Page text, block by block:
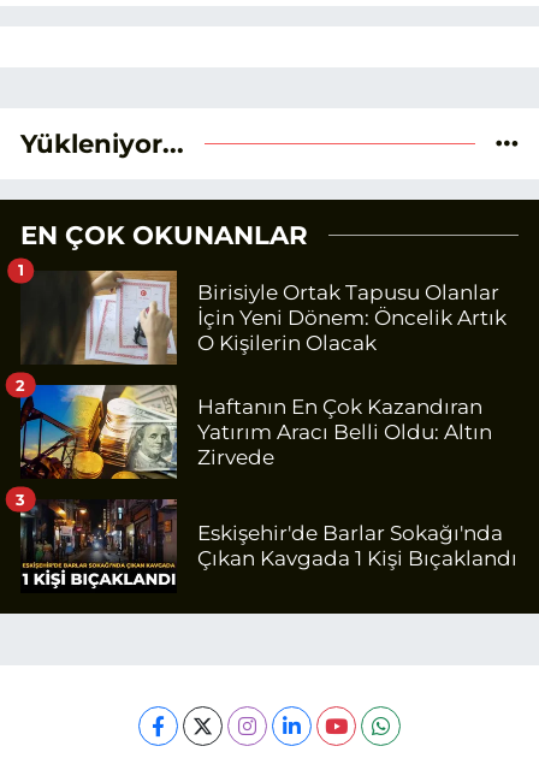
Yükleniyor...
EN ÇOK OKUNANLAR
Birisiyle Ortak Tapusu Olanlar
İçin Yeni Dönem: Öncelik Artık
O Kişilerin Olacak
1
Haftanın En Çok Kazandıran
Yatırım Aracı Belli Oldu: Altın
Zirvede
2
Eskişehir'de Barlar Sokağı'nda
Çıkan Kavgada 1 Kişi Bıçaklandı
3